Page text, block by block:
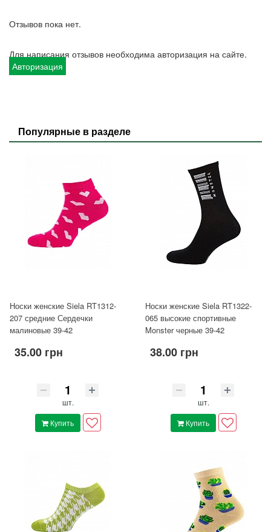
Отзывов пока нет.
Для написания отзывов необходима авторизация на сайте.
Авторизация
Популярные в разделе
Носки женские Siela RT1312-
207 средние Сердечки
малиновые 39-42
35.00 грн
шт.
Купить
Носки женские Siela RT1322-
065 высокие спортивные
Monster черные 39-42
38.00 грн
шт.
Купить